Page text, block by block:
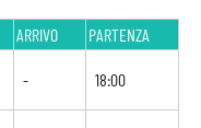
ARRIVO PARTENZA
- 18:00